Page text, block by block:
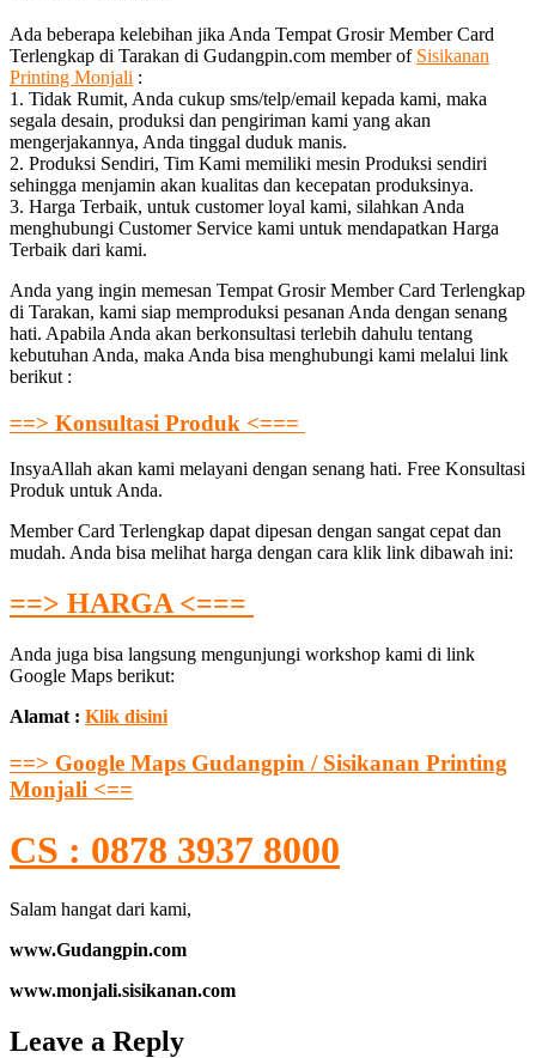
Ada beberapa kelebihan jika Anda Tempat Grosir Member Card
Terlengkap di Tarakan di Gudangpin.com member of Sisikanan
Printing Monjali :
1. Tidak Rumit, Anda cukup sms/telp/email kepada kami, maka
segala desain, produksi dan pengiriman kami yang akan
mengerjakannya, Anda tinggal duduk manis.
2. Produksi Sendiri, Tim Kami memiliki mesin Produksi sendiri
sehingga menjamin akan kualitas dan kecepatan produksinya.
3. Harga Terbaik, untuk customer loyal kami, silahkan Anda
menghubungi Customer Service kami untuk mendapatkan Harga
Terbaik dari kami.
Anda yang ingin memesan Tempat Grosir Member Card Terlengkap
di Tarakan, kami siap memproduksi pesanan Anda dengan senang
hati. Apabila Anda akan berkonsultasi terlebih dahulu tentang
kebutuhan Anda, maka Anda bisa menghubungi kami melalui link
berikut :
==> Konsultasi Produk <===
InsyaAllah akan kami melayani dengan senang hati. Free Konsultasi
Produk untuk Anda.
Member Card Terlengkap dapat dipesan dengan sangat cepat dan
mudah. Anda bisa melihat harga dengan cara klik link dibawah ini:
==> HARGA <===
Anda juga bisa langsung mengunjungi workshop kami di link
Google Maps berikut:
Alamat : Klik disini
==> Google Maps Gudangpin / Sisikanan Printing
Monjali <==
CS : 0878 3937 8000
Salam hangat dari kami,
www.Gudangpin.com
www.monjali.sisikanan.com
Leave a Reply